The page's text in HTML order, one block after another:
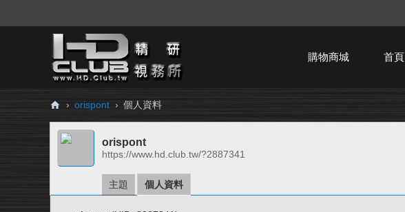
購物商城 首頁
H
Cl
› orispont › 個人資料
orispont
https://www.hd.club.tw/?2887341
主題 個人資料